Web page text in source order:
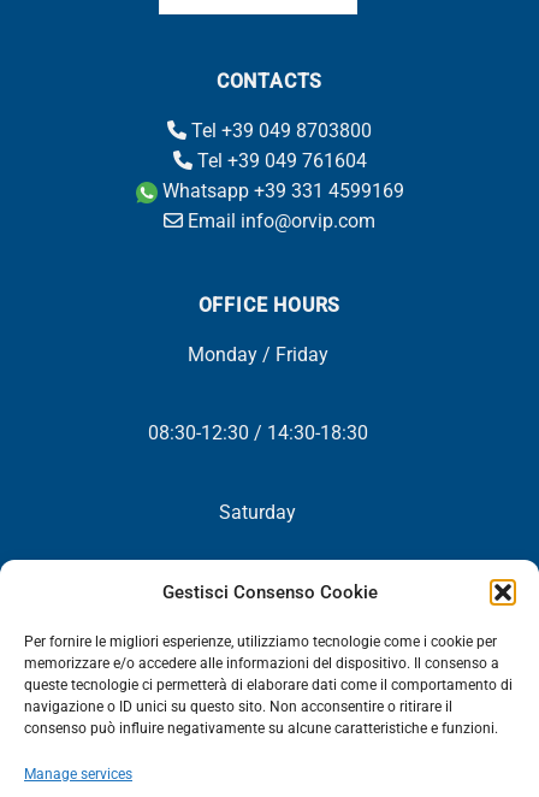
Gestisci Consenso Cookie
Per fornire le migliori esperienze, utilizziamo tecnologie come i cookie per
memorizzare e/o accedere alle informazioni del dispositivo. Il consenso a
queste tecnologie ci permetterà di elaborare dati come il comportamento di
navigazione o ID unici su questo sito. Non acconsentire o ritirare il
consenso può influire negativamente su alcune caratteristiche e funzioni.
Manage services
CONTACTS
Tel +39 049 8703800
Tel +39 049 761604
Whatsapp +39 331 4599169
Email info@orvip.com
OFFICE HOURS
Monday / Friday
08:30-12:30 / 14:30-18:30
Saturday
Closed
NEWSLETTER